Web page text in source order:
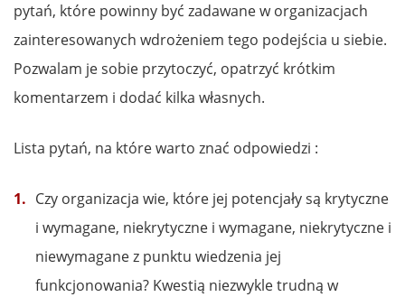
pytań, które powinny być zadawane w organizacjach
zainteresowanych wdrożeniem tego podejścia u siebie.
Pozwalam je sobie przytoczyć, opatrzyć krótkim
komentarzem i dodać kilka własnych.
Lista pytań, na które warto znać odpowiedzi :
Czy organizacja wie, które jej potencjały są krytyczne
i wymagane, niekrytyczne i wymagane, niekrytyczne i
niewymagane z punktu wiedzenia jej
funkcjonowania? Kwestią niezwykle trudną w